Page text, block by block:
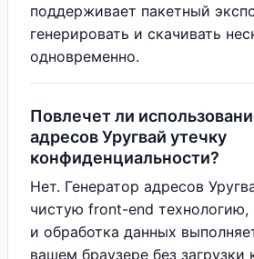
поддерживает пакетный
генерировать и скачивать
одновременно.
Повлечет ли
адресов Уругвай утечку
конфиденциальности?
Нет. Генератор адресов
чистую front-end технологию,
и обработка данных
вашем браузере без загрузки